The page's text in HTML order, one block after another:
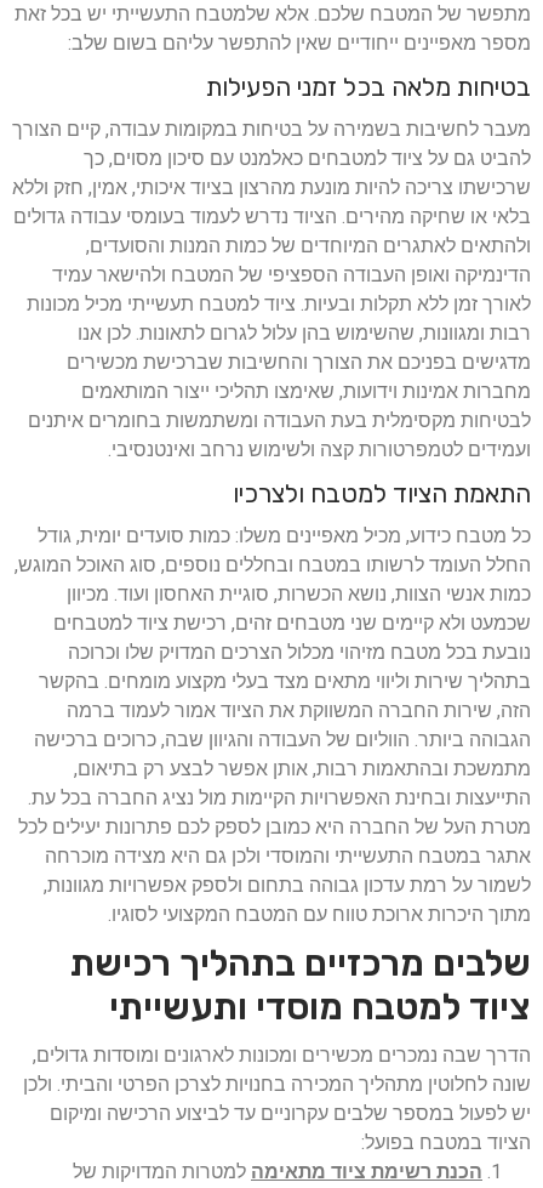
מתפשר של המטבח שלכם. אלא שלמטבח התעשייתי יש בכל זאת
מספר מאפיינים ייחודיים שאין להתפשר עליהם בשום שלב:
בטיחות מלאה בכל זמני הפעילות
מעבר לחשיבות בשמירה על בטיחות במקומות עבודה, קיים הצורך
להביט גם על ציוד למטבחים כאלמנט עם סיכון מסוים, כך
שרכישתו צריכה להיות מונעת מהרצון בציוד איכותי, אמין, חזק וללא
בלאי או שחיקה מהירים. הציוד נדרש לעמוד בעומסי עבודה גדולים
ולהתאים לאתגרים המיוחדים של כמות המנות והסועדים,
הדינמיקה ואופן העבודה הספציפי של המטבח ולהישאר עמיד
לאורך זמן ללא תקלות ובעיות. ציוד למטבח תעשייתי מכיל מכונות
רבות ומגוונות, שהשימוש בהן עלול לגרום לתאונות. לכן אנו
מדגישים בפניכם את הצורך והחשיבות שברכישת מכשירים
מחברות אמינות וידועות, שאימצו תהליכי ייצור המותאמים
לבטיחות מקסימלית בעת העבודה ומשתמשות בחומרים איתנים
ועמידים לטמפרטורות קצה ולשימוש נרחב ואינטנסיבי.
התאמת הציוד למטבח ולצרכיו
כל מטבח כידוע, מכיל מאפיינים משלו: כמות סועדים יומית, גודל
החלל העומד לרשותו במטבח ובחללים נוספים, סוג האוכל המוגש,
כמות אנשי הצוות, נושא הכשרות, סוגיית האחסון ועוד. מכיוון
שכמעט ולא קיימים שני מטבחים זהים, רכישת ציוד למטבחים
נובעת בכל מטבח מזיהוי מכלול הצרכים המדויק שלו וכרוכה
בתהליך שירות וליווי מתאים מצד בעלי מקצוע מומחים. בהקשר
הזה, שירות החברה המשווקת את הציוד אמור לעמוד ברמה
הגבוהה ביותר. הווליום של העבודה והגיוון שבה, כרוכים ברכישה
מתמשכת ובהתאמות רבות, אותן אפשר לבצע רק בתיאום,
התייעצות ובחינת האפשרויות הקיימות מול נציג החברה בכל עת.
מטרת העל של החברה היא כמובן לספק לכם פתרונות יעילים לכל
אתגר במטבח התעשייתי והמוסדי ולכן גם היא מצידה מוכרחה
לשמור על רמת עדכון גבוהה בתחום ולספק אפשרויות מגוונות,
מתוך היכרות ארוכת טווח עם המטבח המקצועי לסוגיו.
שלבים מרכזיים בתהליך רכישת
ציוד למטבח מוסדי ותעשייתי
הדרך שבה נמכרים מכשירים ומכונות לארגונים ומוסדות גדולים,
שונה לחלוטין מתהליך המכירה בחנויות לצרכן הפרטי והביתי. ולכן
יש לפעול במספר שלבים עקרוניים עד לביצוע הרכישה ומיקום
הציוד במטבח בפועל:
הכנת רשימת ציוד מתאימה למטרות המדויקות של